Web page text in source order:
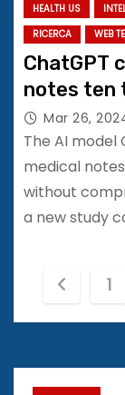
HEALTH US
RICERCA
WEB
ChatGPT
notes ten
Mar 26,
The AI model
medical
without
a new study
a
g
1